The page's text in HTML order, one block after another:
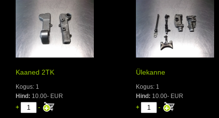
Kaaned 2TK
Kogus: 1
Hind: 10.00- EUR
+
-
Ülekanne
Kogus: 1
Hind: 10.00- EUR
+
-